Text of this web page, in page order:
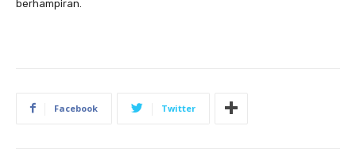
berhampiran.
Facebook Twitter